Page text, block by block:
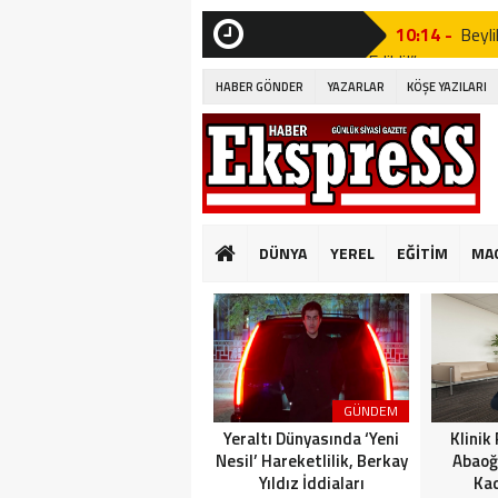
10:14 -
Edildi!”
19:53 -
19:51 -
19:49 -
GÜNKÜ GİBİ
10:14 -
Edildi!”
19:53 -
19:51 -
HABER GÖNDER YAZARLAR KÖŞE YAZILARI
DÜNYA YEREL EĞİTİM
GÜNDEM
Yeraltı Dünyasında ‘Yeni
Nesil’ Hareketlilik, Berkay
Yıldız İddiaları
Klinik